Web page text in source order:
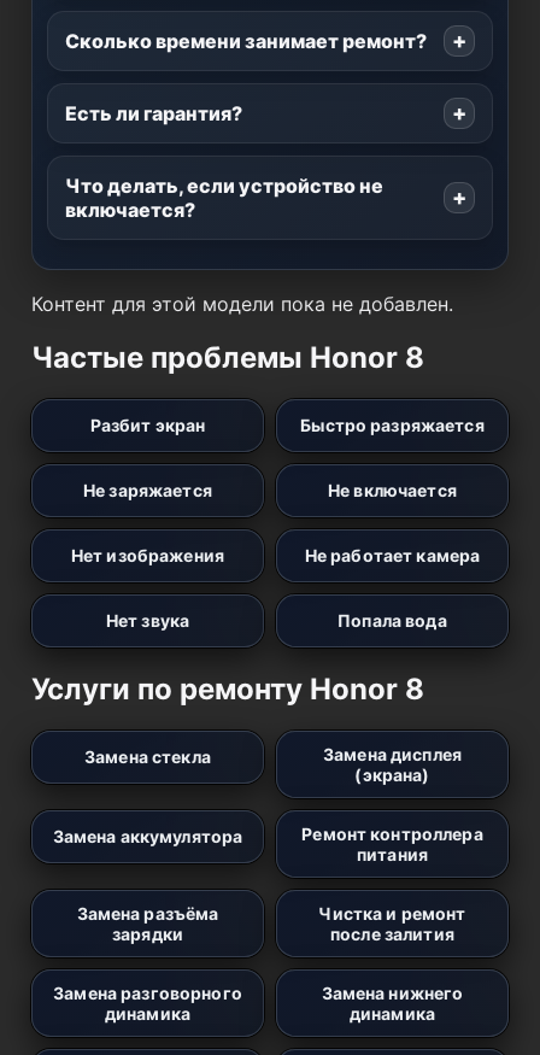
Сколько времени занимает ремонт?
Есть ли гарантия?
Что делать, если устройство не
включается?
Контент для этой модели пока не добавлен.
Частые проблемы Honor 8
Разбит экран Быстро разряжается
Не заряжается Не включается
Нет изображения Не работает камера
Нет звука Попала вода
Услуги по ремонту Honor 8
Замена стекла
Замена дисплея
(экрана)
Замена аккумулятора
Ремонт контроллера
питания
Замена разъёма
зарядки
Чистка и ремонт
после залития
Замена разговорного
динамика
Замена нижнего
динамика